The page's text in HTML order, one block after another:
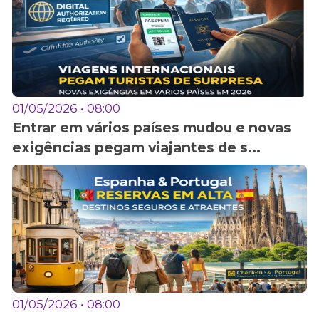
01/05/2026 • 08:00
Entrar em vários países mudou e novas
exigências pegam viajantes de s...
01/05/2026 • 08:00